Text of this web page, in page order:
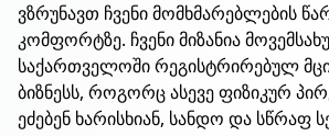
ვზრუნავთ ჩვენი მომხმარებლების
კომფორტზე. ჩვენი მიზანია
საქართველოში რეგისტრირებულ
ბიზნესს, როგორც ასევე ფიზიკურ
ეძებენ ხარისხიან, სანდო და სწრაფ